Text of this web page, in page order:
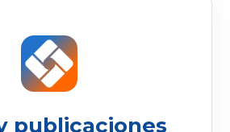
publicaciones